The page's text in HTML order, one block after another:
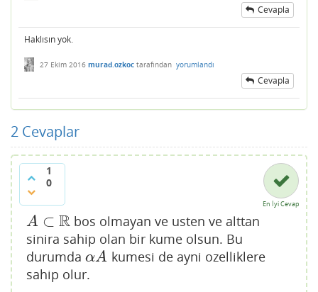
Cevapla
Haklısın yok.
27 Ekim 2016 murad.ozkoc tarafından yorumlandı
Cevapla
2 Cevaplar
1
0
En İyi Cevap
A ⊂ R
A⊂R
bos olmayan ve usten ve alttan
sinira sahip olan bir kume olsun. Bu
durumda αA
αA
kumesi de ayni ozelliklere
sahip olur.